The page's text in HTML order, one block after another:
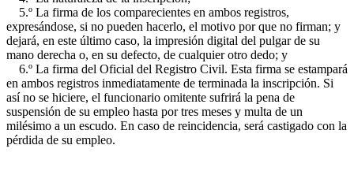
5.º La firma de los comparecientes en ambos registros,
expresándose, si no pueden hacerlo, el motivo por que no firman; y
dejará, en este último caso, la impresión digital del pulgar de su
mano derecha o, en su defecto, de cualquier otro dedo; y
6.º La firma del Oficial del Registro Civil. Esta firma se estampará
en ambos registros inmediatamente de terminada la inscripción. Si
así no se hiciere, el funcionario omitente sufrirá la pena de
suspensión de su empleo hasta por tres meses y multa de un
milésimo a un escudo. En caso de reincidencia, será castigado con la
pérdida de su empleo.